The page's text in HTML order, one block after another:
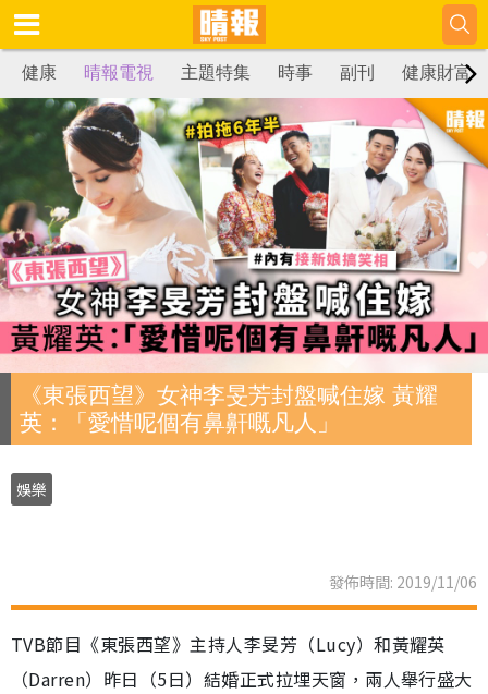
健康 晴報電視 主題特集 時事 副刊 健康財富
《東張西望》女神李旻芳封盤喊住嫁 黃耀
英：「愛惜呢個有鼻鼾嘅凡人」
娛樂
發佈時間: 2019/11/06
TVB節目《東張西望》主持人李旻芳（Lucy）和黃耀英
（Darren）昨日（5日）結婚正式拉埋天窗，兩人舉行盛大